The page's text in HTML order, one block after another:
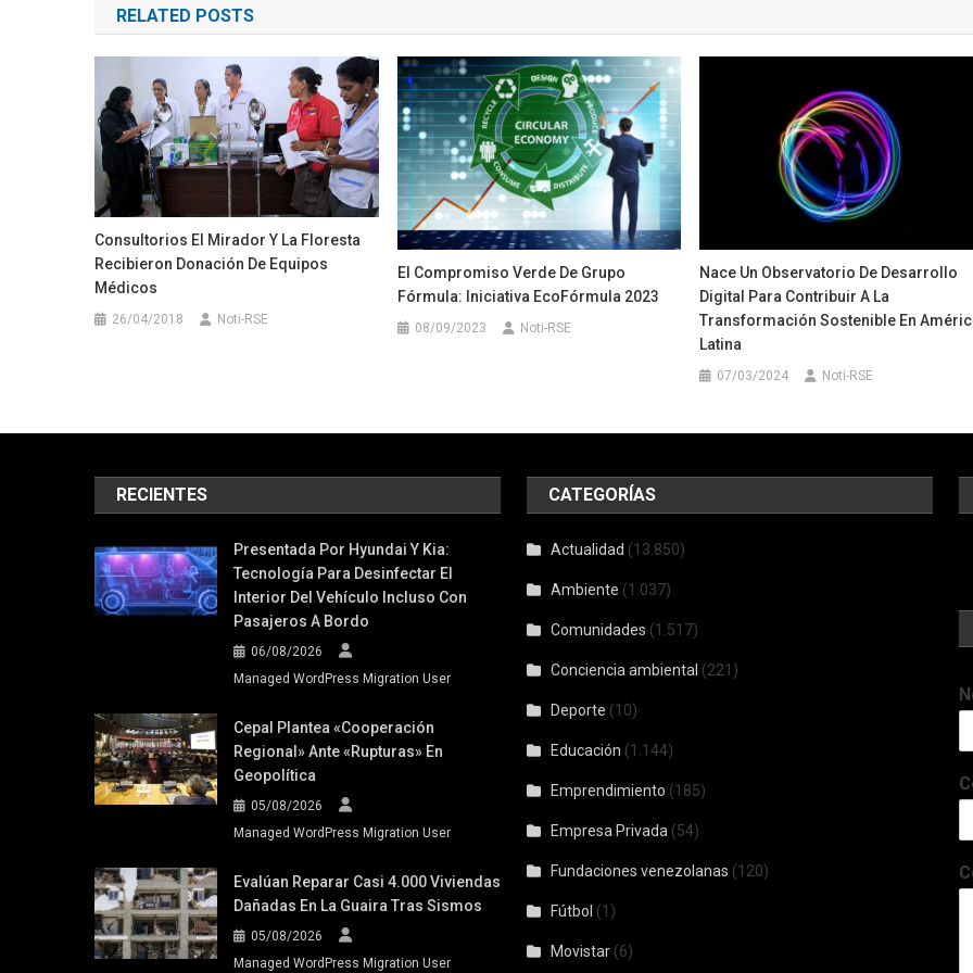
entradas
RELATED POSTS
Consultorios El Mirador Y La Floresta
Recibieron Donación De Equipos
Médicos
26/04/2018 Noti-RSE
El Compromiso Verde De Grupo
Fórmula: Iniciativa EcoFórmula 2023
08/09/2023 Noti-RSE
Nace Un Observatorio De Desarrollo
Digital Para Contribuir A La
Transformación Sostenible En
Latina
07/03/2024 Noti-RSE
RECIENTES
Presentada Por Hyundai Y Kia:
Tecnología Para Desinfectar El
Interior Del Vehículo Incluso Con
Pasajeros A Bordo
06/08/2026
Managed WordPress Migration User
Cepal Plantea «cooperación
Regional» Ante «rupturas» En
Geopolítica
05/08/2026
Managed WordPress Migration User
Evalúan Reparar Casi 4.000 Viviendas
Dañadas En La Guaira Tras Sismos
05/08/2026
Managed WordPress Migration User
CATEGORÍAS
Actualidad (13.850)
Ambiente (1.037)
Comunidades (1.517)
Conciencia ambiental (221)
Deporte (10)
Educación (1.144)
Emprendimiento (185)
Empresa Privada (54)
Fundaciones venezolanas (120)
Fútbol (1)
Movistar (6)